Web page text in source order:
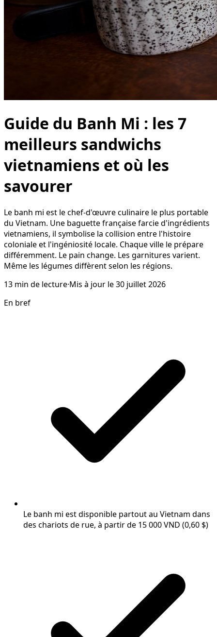
Guide du Banh Mi : les 7
meilleurs sandwichs
vietnamiens et où les
savourer
Le banh mi est le chef-d'œuvre culinaire le plus portable
du Vietnam. Une baguette française farcie d'ingrédients
vietnamiens, il symbolise la collision entre l'histoire
coloniale et l'ingéniosité locale. Chaque ville le prépare
différemment. Le pain change. Les garnitures varient.
Même les légumes diffèrent selon les régions.
13 min de lecture·Mis à jour le30 juillet 2026
En bref
Le banh mi est disponible partout au Vietnam dans
des chariots de rue, à partir de 15 000 VND (0,60 $)